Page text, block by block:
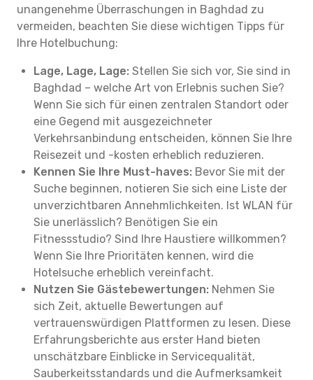
unangenehme Überraschungen in Baghdad zu
vermeiden, beachten Sie diese wichtigen Tipps für
Ihre Hotelbuchung:
Lage, Lage, Lage: Stellen Sie sich vor, Sie sind in
Baghdad – welche Art von Erlebnis suchen Sie?
Wenn Sie sich für einen zentralen Standort oder
eine Gegend mit ausgezeichneter
Verkehrsanbindung entscheiden, können Sie Ihre
Reisezeit und -kosten erheblich reduzieren.
Kennen Sie Ihre Must-haves: Bevor Sie mit der
Suche beginnen, notieren Sie sich eine Liste der
unverzichtbaren Annehmlichkeiten. Ist WLAN für
Sie unerlässlich? Benötigen Sie ein
Fitnessstudio? Sind Ihre Haustiere willkommen?
Wenn Sie Ihre Prioritäten kennen, wird die
Hotelsuche erheblich vereinfacht.
Nutzen Sie Gästebewertungen: Nehmen Sie
sich Zeit, aktuelle Bewertungen auf
vertrauenswürdigen Plattformen zu lesen. Diese
Erfahrungsberichte aus erster Hand bieten
unschätzbare Einblicke in Servicequalität,
Sauberkeitsstandards und die Aufmerksamkeit